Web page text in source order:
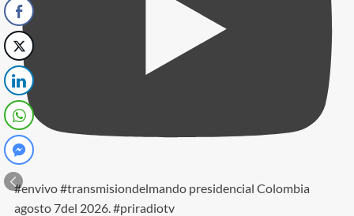
#envivo #transmisiondelmando presidencial Colombia
agosto 7del 2026. #priradiotv